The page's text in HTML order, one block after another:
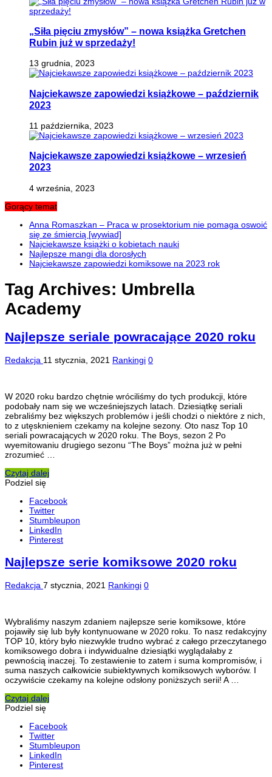
„Siła pięciu zmysłów” – nowa książka Gretchen
Rubin już w sprzedaży!
13 grudnia, 2023
Najciekawsze zapowiedzi książkowe – październik
2023
11 października, 2023
Najciekawsze zapowiedzi książkowe – wrzesień
2023
4 września, 2023
Gorący temat
Anna Romaszkan – Praca w prosektorium nie pomaga oswoić
się ze śmiercią [wywiad]
Najciekawsze książki o kobietach nauki
Najlepsze mangi dla dorosłych
Najciekawsze zapowiedzi komiksowe na 2023 rok
Tag Archives: Umbrella
Academy
Najlepsze seriale powracające 2020 roku
Redakcja 11 stycznia, 2021 Rankingi 0
W 2020 roku bardzo chętnie wróciliśmy do tych produkcji, które
podobały nam się we wcześniejszych latach. Dziesiątkę seriali
zebraliśmy bez większych problemów i jeśli chodzi o niektóre z nich,
to z utęsknieniem czekamy na kolejne sezony. Oto nasz Top 10
seriali powracających w 2020 roku. The Boys, sezon 2 Po
wyemitowaniu drugiego sezonu “The Boys” można już w pełni
zrozumieć …
Czytaj dalej
Podziel się
Facebook
Twitter
Stumbleupon
LinkedIn
Pinterest
Najlepsze serie komiksowe 2020 roku
Redakcja 7 stycznia, 2021 Rankingi 0
Wybraliśmy naszym zdaniem najlepsze serie komiksowe, które
pojawiły się lub były kontynuowane w 2020 roku. To nasz redakcyjny
TOP 10, który było niezwykle trudno wybrać z całego przeczytanego
komiksowego dobra i indywidualne dziesiątki wyglądałaby z
pewnością inaczej. To zestawienie to zatem i suma kompromisów, i
suma naszych całkowicie subiektywnych komiksowych wyborów. I
oczywiście czekamy na kolejne odsłony poniższych serii! A …
Czytaj dalej
Podziel się
Facebook
Twitter
Stumbleupon
LinkedIn
Pinterest